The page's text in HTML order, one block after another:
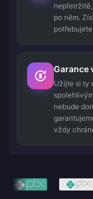
po něm.
Garance
Užijte si ty
nebude
vždy